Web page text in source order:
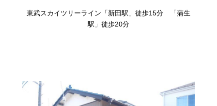
東武スカイツリーライン「新田駅」徒歩15分 「蒲生
駅」徒歩20分